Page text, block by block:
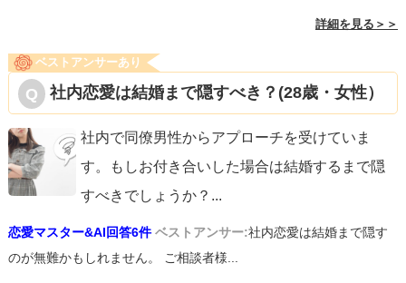
詳細を見る＞＞
ベストアンサーあり
社内恋愛は結婚まで隠すべき？(28歳・女性）
社内で同僚男性からアプローチを受けていま
す。もしお付き合いした場合は結婚するまで隠
すべきでしょうか？ ...
恋愛マスター&AI回答6件 ベストアンサー:社内恋愛は結婚まで隠す
のが無難かもしれません。 ご相談者様...